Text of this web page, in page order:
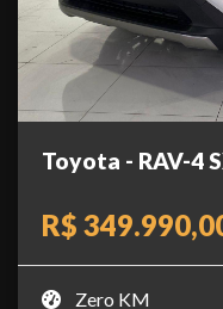
Toyota - RAV-4
R$
Zero KM